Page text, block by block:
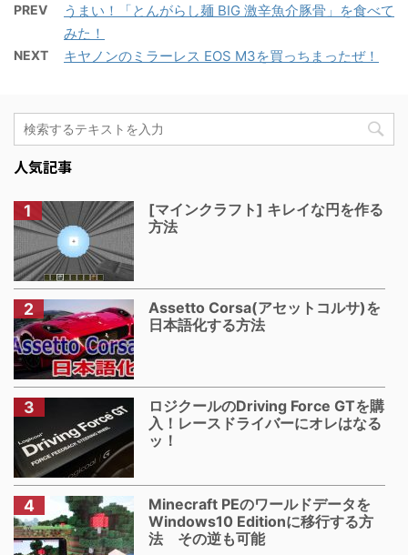
PREV
うまい！「とんがらし麺 BIG 激辛魚介豚骨」を食べて
みた！
NEXT キヤノンのミラーレス EOS M3を買っちまったぜ！
人気記事
[マインクラフト] キレイな円を作る
方法
Assetto Corsa(アセットコルサ)を
日本語化する方法
ロジクールのDriving Force GTを購
入！レースドライバーにオレはなる
ッ！
Minecraft PEのワールドデータを
Windows10 Editionに移行する方
法 その逆も可能